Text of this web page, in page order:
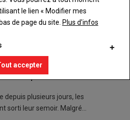
est espérée
depuis plusieurs jours, les
sorti leur semoir. Malgré…
le lien « Modifier mes
de page du site. Plus d'infos
accepter